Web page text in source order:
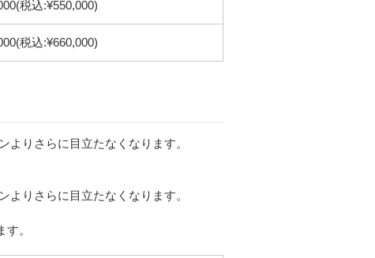
税込:¥550,000)
税込:¥660,000)
りさらに目立たなくなります。
りさらに目立たなくなります。
。